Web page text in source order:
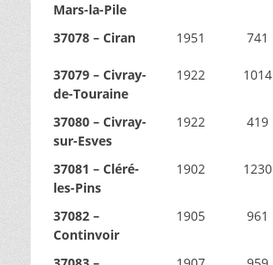
Mars-la-Pile
37078 – Ciran 1951 741
37079 – Civray-
de-Touraine
1922 1014
37080 – Civray-
sur-Esves
1922 419
37081 – Cléré-
les-Pins
1902 1230
37082 –
Continvoir
1905 961